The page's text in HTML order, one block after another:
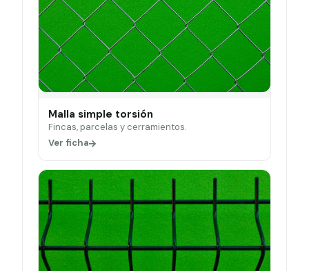
Malla simple torsión
Fincas, parcelas y cerramientos.
Ver ficha